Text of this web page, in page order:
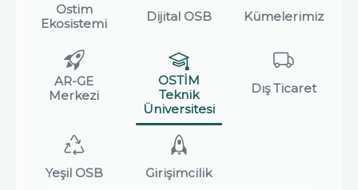
Ostim
Ekosistemi
Dijital OSB Kümelerimiz
AR-GE
Merkezi
OSTİM
Teknik
Üniversitesi
Dış Ticaret
Yeşil OSB Girişimcilik